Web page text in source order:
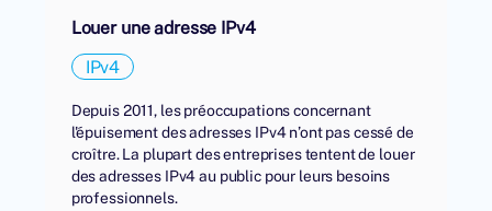
Louer une adresse IPv4
IPv4
Depuis 2011, les préoccupations concernant
l'épuisement des adresses IPv4 n’ont pas cessé de
croître. La plupart des entreprises tentent de louer
des adresses IPv4 au public pour leurs besoins
professionnels.